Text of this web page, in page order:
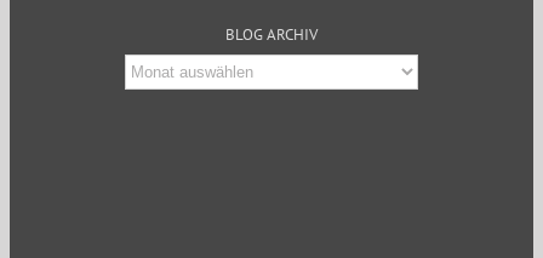
BLOG ARCHIV
Blog
Archiv